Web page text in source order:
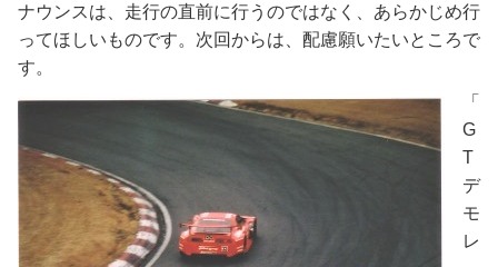
ナウンスは、走行の直前に行うのではなく、あらかじめ行
ってほしいものです。次回からは、配慮願いたいところで
す。
「
G
T
デ
モ
レ